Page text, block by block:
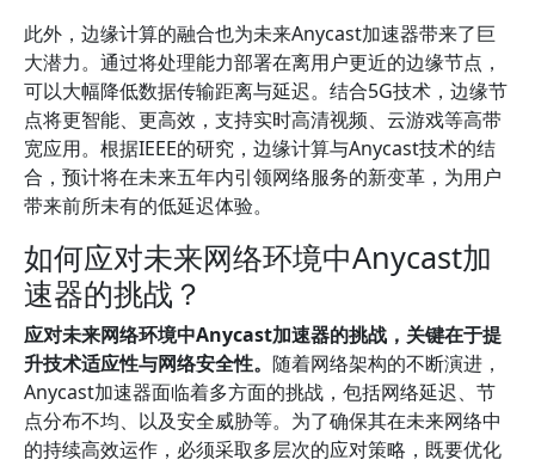
此外，边缘计算的融合也为未来Anycast加速器带来了巨
大潜力。通过将处理能力部署在离用户更近的边缘节点，
可以大幅降低数据传输距离与延迟。结合5G技术，边缘节
点将更智能、更高效，支持实时高清视频、云游戏等高带
宽应用。根据IEEE的研究，边缘计算与Anycast技术的结
合，预计将在未来五年内引领网络服务的新变革，为用户
带来前所未有的低延迟体验。
如何应对未来网络环境中Anycast加
速器的挑战？
应对未来网络环境中Anycast加速器的挑战，关键在于提
升技术适应性与网络安全性。 随着网络架构的不断演进，
Anycast加速器面临着多方面的挑战，包括网络延迟、节
点分布不均、以及安全威胁等。为了确保其在未来网络中
的持续高效运作，必须采取多层次的应对策略，既要优化